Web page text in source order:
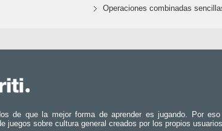
Operaciones combinadas
de que la mejor forma de aprender es jugando. Por
juegos sobre cultura general creados por los propios